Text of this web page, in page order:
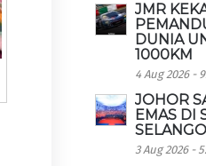
JMR
DUNIA
1000KM
4 Aug 2026 -
JOHOR
EMAS DI
3 Aug 2026 -